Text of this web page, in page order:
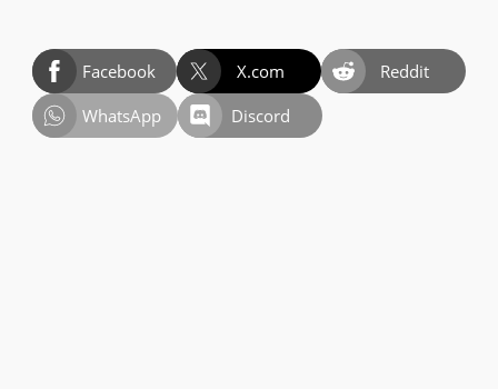
Facebook X.com
Reddit
WhatsApp
Discord